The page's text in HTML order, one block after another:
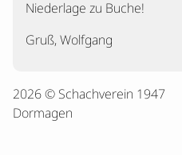
Kontakt
Niederlage zu Buche!
Gruß, Wolfgang
2026 © Schachverein 1947
Dormagen